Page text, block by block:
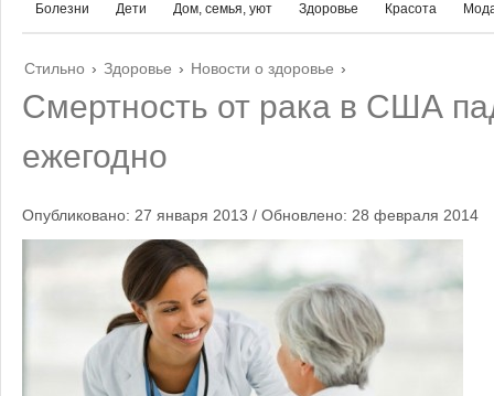
Болезни Дети Дом, семья, уют Здоровье Красота
Стильно › Здоровье › Новости о здоровье ›
Смертность от рака в США
ежегодно
Опубликовано: 27 января 2013 / Обновлено: 28 февраля 2014